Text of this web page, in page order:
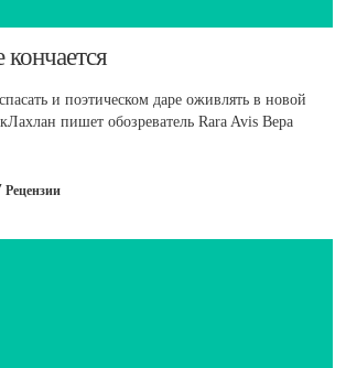
и поэтическом даре оживлять в новой
пишет обозреватель Rara Avis Вера
Рецензии